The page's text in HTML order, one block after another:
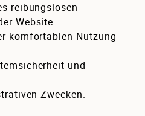
reibungslosen
Website
komfortablen Nutzung
und -
Zwecken.